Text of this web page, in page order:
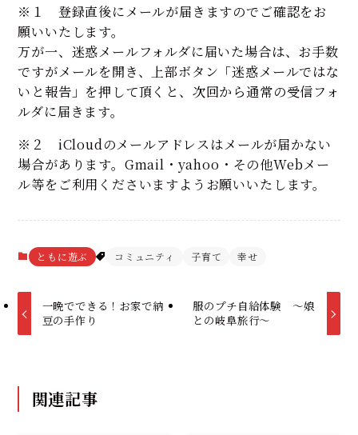
※１ 登録直後にメールが届きますのでご確認をお
願いいたします。
万が一、迷惑メールフォルダに届いた場合は、お手数
ですがメールを開き、上部ボタン「迷惑メールではな
いと報告」を押して頂くと、次回から通常の受信フォ
ルダに届きます。
※２ iCloudのメールアドレスはメールが届かない
場合があります。Gmail・yahoo・その他Webメー
ル等をご利用くださいますようお願いいたします。
ともに遊ぶ コミュニティ 子育て 幸せ
一晩でできる！お家で納
豆の手作り
服のプチ自給体験 ～娘
との岐阜旅行～
関連記事